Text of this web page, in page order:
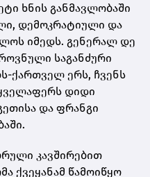
ხნის განმავლობაში
დემოკრატიული და
იმედს. გენერალ დე
საგანძური
ქართველ ერს, ჩვენს
ყველაფერს დიდი
და ფრანგი
კავშირებით
ქვეყანამ წამოიწყო